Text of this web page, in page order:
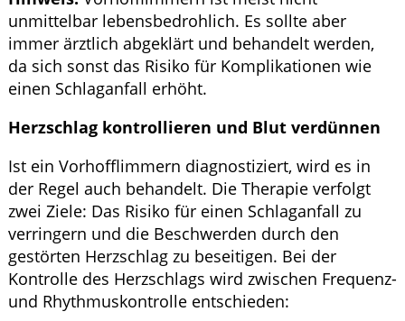
unmittelbar lebensbedrohlich. Es sollte aber
immer ärztlich abgeklärt und behandelt werden,
da sich sonst das Risiko für Komplikationen wie
einen Schlaganfall erhöht.
Herzschlag kontrollieren und Blut verdünnen
Ist ein Vorhofflimmern diagnostiziert, wird es in
der Regel auch behandelt. Die Therapie verfolgt
zwei Ziele: Das Risiko für einen Schlaganfall zu
verringern und die Beschwerden durch den
gestörten Herzschlag zu beseitigen. Bei der
Kontrolle des Herzschlags wird zwischen Frequenz-
und Rhythmuskontrolle entschieden: